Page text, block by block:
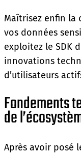
Maîtrisez enfin la
vos données
exploitez le SDK
innovations
d’utilisateurs
Fondements
de
Après avoir posé